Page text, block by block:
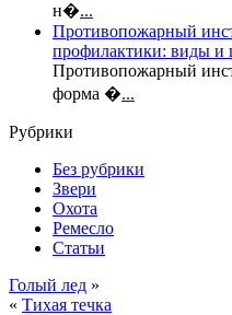
н�...
Противопожарный
профилактики: виды и
Противопожарный
форма �...
Рубрики
Без рубрики
Звери
Охота
Ремесло
Статьи
Голый лед »
« Тихая течка